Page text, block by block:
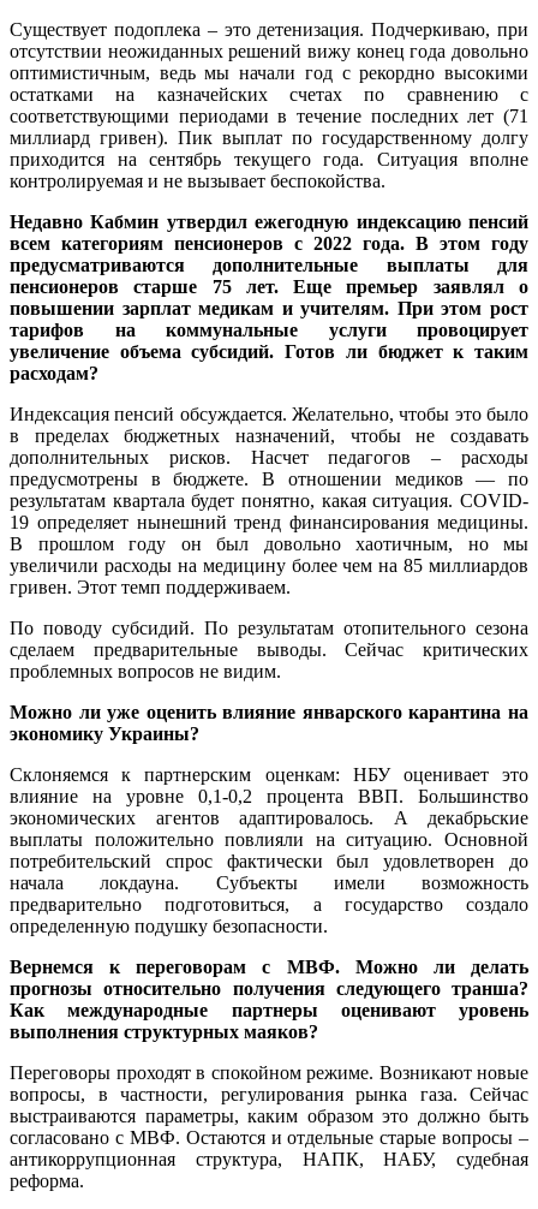
Существует подоплека – это детенизация. Подчеркиваю, при
отсутствии неожиданных решений вижу конец года довольно
оптимистичным, ведь мы начали год с рекордно высокими
остатками на казначейских счетах по сравнению с
соответствующими периодами в течение последних лет (71
миллиард гривен). Пик выплат по государственному долгу
приходится на сентябрь текущего года. Ситуация вполне
контролируемая и не вызывает беспокойства.
Недавно Кабмин утвердил ежегодную индексацию пенсий
всем категориям пенсионеров с 2022 года. В этом году
предусматриваются дополнительные выплаты для
пенсионеров старше 75 лет. Еще премьер заявлял о
повышении зарплат медикам и учителям. При этом рост
тарифов на коммунальные услуги провоцирует
увеличение объема субсидий. Готов ли бюджет к таким
расходам?
Индексация пенсий обсуждается. Желательно, чтобы это было
в пределах бюджетных назначений, чтобы не создавать
дополнительных рисков. Насчет педагогов – расходы
предусмотрены в бюджете. В отношении медиков — по
результатам квартала будет понятно, какая ситуация. COVID-
19 определяет нынешний тренд финансирования медицины.
В прошлом году он был довольно хаотичным, но мы
увеличили расходы на медицину более чем на 85 миллиардов
гривен. Этот темп поддерживаем.
По поводу субсидий. По результатам отопительного сезона
сделаем предварительные выводы. Сейчас критических
проблемных вопросов не видим.
Можно ли уже оценить влияние январского карантина на
экономику Украины?
Склоняемся к партнерским оценкам: НБУ оценивает это
влияние на уровне 0,1-0,2 процента ВВП. Большинство
экономических агентов адаптировалось. А декабрьские
выплаты положительно повлияли на ситуацию. Основной
потребительский спрос фактически был удовлетворен до
начала локдауна. Субъекты имели возможность
предварительно подготовиться, а государство создало
определенную подушку безопасности.
Вернемся к переговорам с МВФ. Можно ли делать
прогнозы относительно получения следующего транша?
Как международные партнеры оценивают уровень
выполнения структурных маяков?
Переговоры проходят в спокойном режиме. Возникают новые
вопросы, в частности, регулирования рынка газа. Сейчас
выстраиваются параметры, каким образом это должно быть
согласовано с МВФ. Остаются и отдельные старые вопросы –
антикоррупционная структура, НАПК, НАБУ, судебная
реформа.